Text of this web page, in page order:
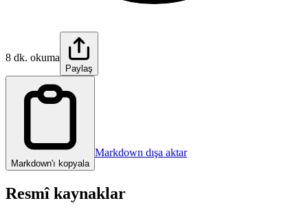
8 dk. okuma
Paylaş
Markdown'ı kopyala
Markdown dışa aktar
Resmî kaynaklar